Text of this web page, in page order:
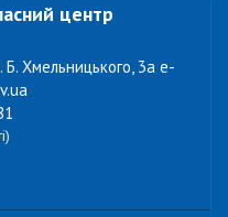
центр
Б. Хмельницького, 3а e-